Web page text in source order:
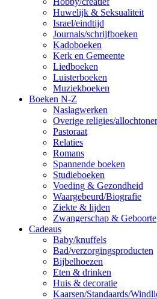
Huwelijk & Seksualiteit
Israel/eindtijd
Journals/schrijfboeken
Kadoboeken
Kerk en Gemeente
Liedboeken
Luisterboeken
Muziekboeken
Boeken N-Z
Naslagwerken
Overige religies/
Pastoraat
Relaties
Romans
Spannende boeken
Studieboeken
Voeding & Gezondheid
Waargebeurd/Biografie
Ziekte & lijden
Zwangerschap & Geboorte
Cadeaus
Baby/knuffels
Bad/verzorgingsproducten
Bijbelhoezen
Eten & drinken
Huis & decoratie
Kaarsen/Standaards/